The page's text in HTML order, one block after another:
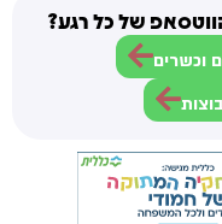
של כל רגע?
וכשרים